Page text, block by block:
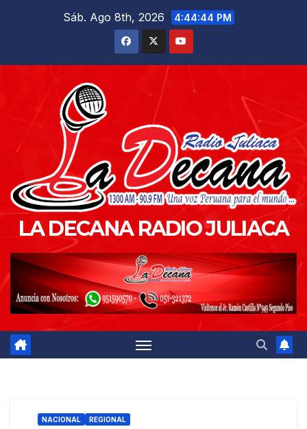
Sáb. Ago 8th, 2026 4:44:46 PM
LA DECANA RADIO JULIACA
NACIONAL REGIONAL